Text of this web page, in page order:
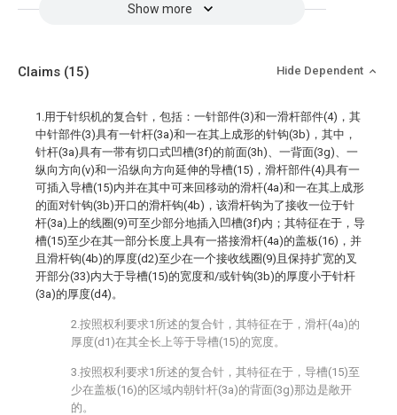
Show more
Claims (15) Hide Dependent
1.用于针织机的复合针，包括：一针部件(3)和一滑杆部件(4)，其
中针部件(3)具有一针杆(3a)和一在其上成形的针钩(3b)，其中，
针杆(3a)具有一带有切口式凹槽(3f)的前面(3h)、一背面(3g)、一
纵向方向(v)和一沿纵向方向延伸的导槽(15)，滑杆部件(4)具有一
可插入导槽(15)内并在其中可来回移动的滑杆(4a)和一在其上成形
的面对针钩(3b)开口的滑杆钩(4b)，该滑杆钩为了接收一位于针
杆(3a)上的线圈(9)可至少部分地插入凹槽(3f)内；其特征在于，导
槽(15)至少在其一部分长度上具有一搭接滑杆(4a)的盖板(16)，并
且滑杆钩(4b)的厚度(d2)至少在一个接收线圈(9)且保持扩宽的叉
开部分(33)内大于导槽(15)的宽度和/或针钩(3b)的厚度小于针杆
(3a)的厚度(d4)。
2.按照权利要求1所述的复合针，其特征在于，滑杆(4a)的
厚度(d1)在其全长上等于导槽(15)的宽度。
3.按照权利要求1所述的复合针，其特征在于，导槽(15)至
少在盖板(16)的区域内朝针杆(3a)的背面(3g)那边是敞开
的。